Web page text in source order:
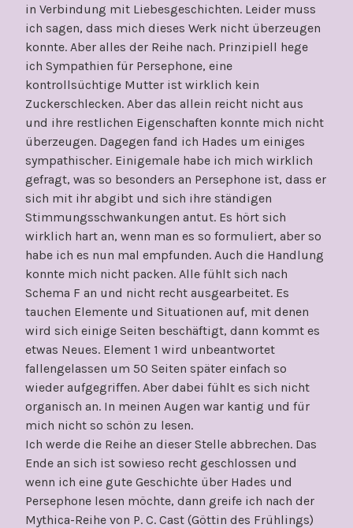
in Verbindung mit Liebesgeschichten. Leider muss
ich sagen, dass mich dieses Werk nicht überzeugen
konnte. Aber alles der Reihe nach. Prinzipiell hege
ich Sympathien für Persephone, eine
kontrollsüchtige Mutter ist wirklich kein
Zuckerschlecken. Aber das allein reicht nicht aus
und ihre restlichen Eigenschaften konnte mich nicht
überzeugen. Dagegen fand ich Hades um einiges
sympathischer. Einigemale habe ich mich wirklich
gefragt, was so besonders an Persephone ist, dass er
sich mit ihr abgibt und sich ihre ständigen
Stimmungsschwankungen antut. Es hört sich
wirklich hart an, wenn man es so formuliert, aber so
habe ich es nun mal empfunden. Auch die Handlung
konnte mich nicht packen. Alle fühlt sich nach
Schema F an und nicht recht ausgearbeitet. Es
tauchen Elemente und Situationen auf, mit denen
wird sich einige Seiten beschäftigt, dann kommt es
etwas Neues. Element 1 wird unbeantwortet
fallengelassen um 50 Seiten später einfach so
wieder aufgegriffen. Aber dabei fühlt es sich nicht
organisch an. In meinen Augen war kantig und für
mich nicht so schön zu lesen.
Ich werde die Reihe an dieser Stelle abbrechen. Das
Ende an sich ist sowieso recht geschlossen und
wenn ich eine gute Geschichte über Hades und
Persephone lesen möchte, dann greife ich nach der
Mythica-Reihe von P. C. Cast (Göttin des Frühlings)